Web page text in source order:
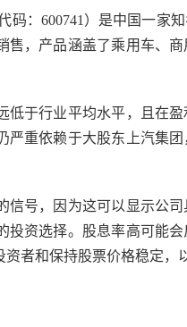
：600741）是中国一家
售，产品涵盖了乘用车、
低于行业平均水平，且在
严重依赖于大股东上汽集
信号，因为这可以显示公
投资选择。股息率高可能
者和保持股票价格稳定，